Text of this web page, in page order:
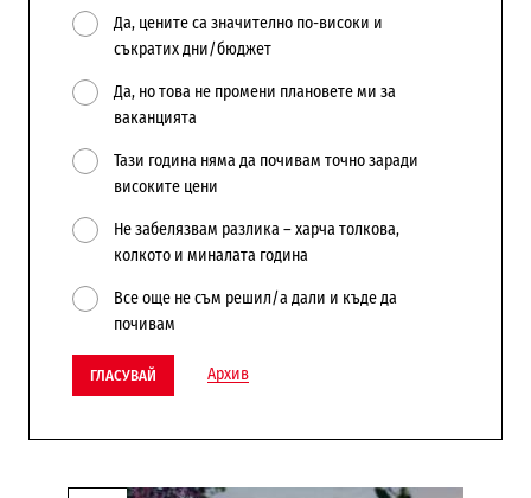
Да, цените са значително по-високи и
съкратих дни/бюджет
Да, но това не промени плановете ми за
ваканцията
Тази година няма да почивам точно заради
високите цени
Не забелязвам разлика – харча толкова,
колкото и миналата година
Все още не съм решил/а дали и къде да
почивам
ГЛАСУВАЙ Архив